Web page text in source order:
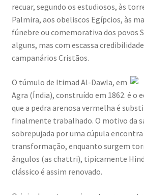
recuar, segundo os estudiosos, às
Palmira, aos obeliscos Egípcios, às
fúnebre ou comemorativa dos povos
alguns, mas com escassa
campanários Cristãos.
O túmulo de Itimad Al-Dawla, em
Agra (Índia), construído em 1862. é o
que a pedra arenosa vermelha é
finalmente trabalhado. O motivo da
sobrepujada por uma cúpula
transformação, enquanto surgem
ângulos (as chattri), tipicamente
clássico é assim renovado.